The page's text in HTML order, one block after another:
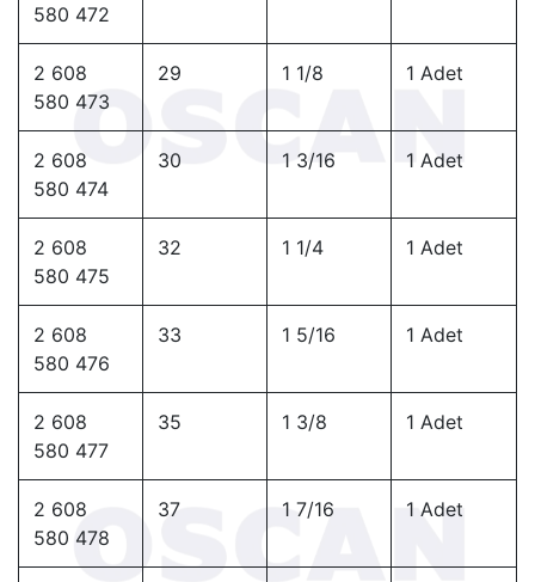
580 472
2 608
580 473
29 1 1/8 1 Adet
2 608
580 474
30 1 3/16 1 Adet
2 608
580 475
32 1 1/4 1 Adet
2 608
580 476
33 1 5/16 1 Adet
2 608
580 477
35 1 3/8 1 Adet
2 608
580 478
37 1 7/16 1 Adet